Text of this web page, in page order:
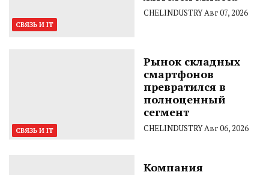
СВЯЗЬ И IT
CHELINDUSTRYАвг 07, 2026
СВЯЗЬ И IT
Рынок складных
смартфонов
превратился в
полноценный
сегмент
CHELINDUSTRYАвг 06, 2026
Компания